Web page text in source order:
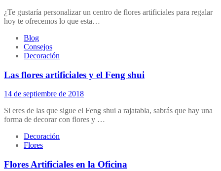
¿Te gustaría personalizar un centro de flores artificiales para regalar
hoy te ofrecemos lo que esta…
Blog
Consejos
Decoración
Las flores artificiales y el Feng shui
14 de septiembre de 2018
Si eres de las que sigue el Feng shui a rajatabla, sabrás que hay una
forma de decorar con flores y …
Decoración
Flores
Flores Artificiales en la Oficina